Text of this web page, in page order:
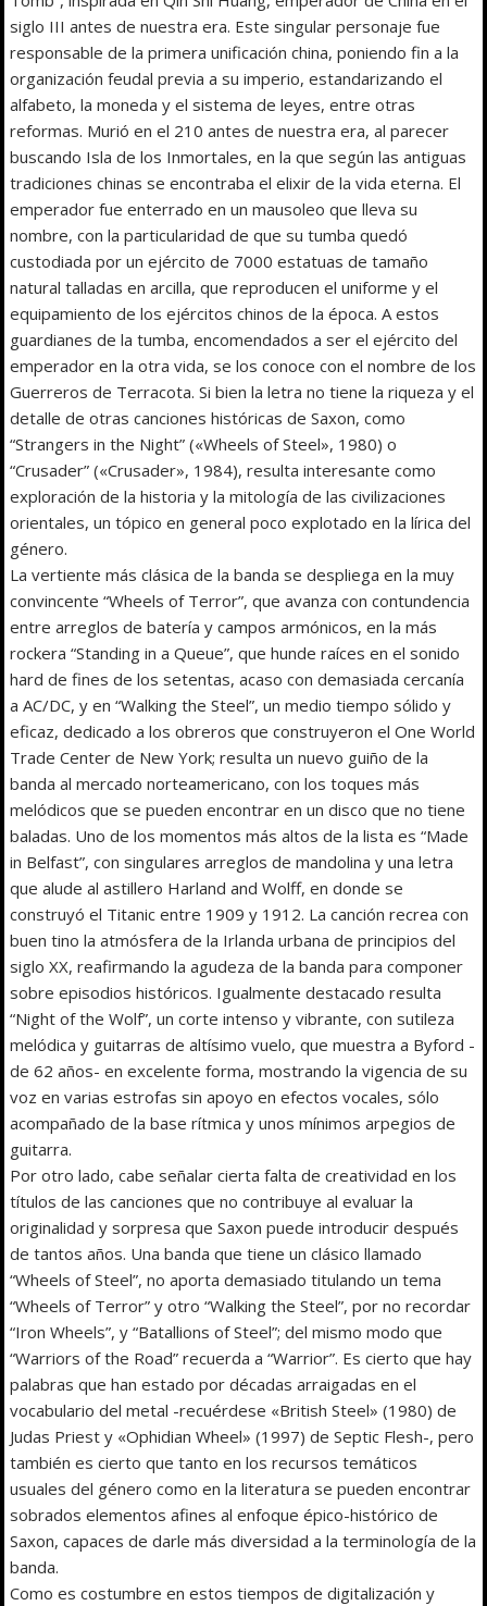
siglo III antes de nuestra era. Este singular personaje fue
responsable de la primera unificación china, poniendo fin a la
organización feudal previa a su imperio, estandarizando el
alfabeto, la moneda y el sistema de leyes, entre otras
reformas. Murió en el 210 antes de nuestra era, al parecer
buscando Isla de los Inmortales, en la que según las antiguas
tradiciones chinas se encontraba el elixir de la vida eterna. El
emperador fue enterrado en un mausoleo que lleva su
nombre, con la particularidad de que su tumba quedó
custodiada por un ejército de 7000 estatuas de tamaño
natural talladas en arcilla, que reproducen el uniforme y el
equipamiento de los ejércitos chinos de la época. A estos
guardianes de la tumba, encomendados a ser el ejército del
emperador en la otra vida, se los conoce con el nombre de los
Guerreros de Terracota. Si bien la letra no tiene la riqueza y el
detalle de otras canciones históricas de Saxon, como
“Strangers in the Night” («Wheels of Steel», 1980) o
“Crusader” («Crusader», 1984), resulta interesante como
exploración de la historia y la mitología de las civilizaciones
orientales, un tópico en general poco explotado en la lírica del
género.
La vertiente más clásica de la banda se despliega en la muy
convincente “Wheels of Terror”, que avanza con contundencia
entre arreglos de batería y campos armónicos, en la más
rockera “Standing in a Queue”, que hunde raíces en el sonido
hard de fines de los setentas, acaso con demasiada cercanía
a AC/DC, y en “Walking the Steel”, un medio tiempo sólido y
eficaz, dedicado a los obreros que construyeron el One World
Trade Center de New York; resulta un nuevo guiño de la
banda al mercado norteamericano, con los toques más
melódicos que se pueden encontrar en un disco que no tiene
baladas. Uno de los momentos más altos de la lista es “Made
in Belfast”, con singulares arreglos de mandolina y una letra
que alude al astillero Harland and Wolff, en donde se
construyó el Titanic entre 1909 y 1912. La canción recrea con
buen tino la atmósfera de la Irlanda urbana de principios del
siglo XX, reafirmando la agudeza de la banda para componer
sobre episodios históricos. Igualmente destacado resulta
“Night of the Wolf”, un corte intenso y vibrante, con sutileza
melódica y guitarras de altísimo vuelo, que muestra a Byford -
de 62 años- en excelente forma, mostrando la vigencia de su
voz en varias estrofas sin apoyo en efectos vocales, sólo
acompañado de la base rítmica y unos mínimos arpegios de
guitarra.
Por otro lado, cabe señalar cierta falta de creatividad en los
títulos de las canciones que no contribuye al evaluar la
originalidad y sorpresa que Saxon puede introducir después
de tantos años. Una banda que tiene un clásico llamado
“Wheels of Steel”, no aporta demasiado titulando un tema
“Wheels of Terror” y otro “Walking the Steel”, por no recordar
“Iron Wheels”, y “Batallions of Steel”; del mismo modo que
“Warriors of the Road” recuerda a “Warrior”. Es cierto que hay
palabras que han estado por décadas arraigadas en el
vocabulario del metal -recuérdese «British Steel» (1980) de
Judas Priest y «Ophidian Wheel» (1997) de Septic Flesh-, pero
también es cierto que tanto en los recursos temáticos
usuales del género como en la literatura se pueden encontrar
sobrados elementos afines al enfoque épico-histórico de
Saxon, capaces de darle más diversidad a la terminología de la
banda.
Como es costumbre en estos tiempos de digitalización y